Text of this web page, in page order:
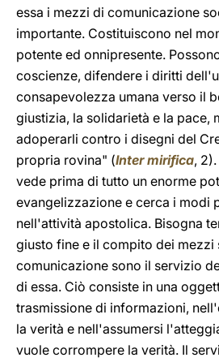
essa i mezzi di comunicazione
importante. Costituiscono nel
potente ed onnipresente.
coscienze, difendere i diritti
consapevolezza umana verso il
giustizia, la solidarietà e la pace,
adoperarli contro i disegni del
propria rovina" (Inter mirifica,
vede prima di tutto un enorme
evangelizzazione e cerca i modi
nell'attività apostolica. Bisogna
giusto fine e il compito dei mezzi
comunicazione sono il servizio
di essa. Ciò consiste in una
trasmissione di informazioni,
la verità e nell'assumersi
vuole corrompere la verità. Il